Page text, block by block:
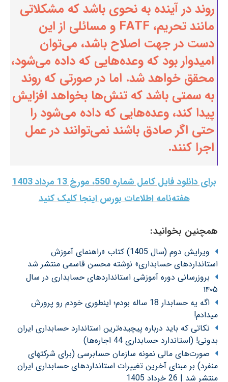
روند در آینده به نحوی باشد که مشکلاتی
مانند تحریم، FATF و مسائلی از این
دست در جهت اصلاح باشد، می‌توان
امیدوار بود که وعده‌هایی که داده می‌شود،
محقق خواهد شد. اما در صورتی که روند
به سمتی باشد که تنش‌ها بخواهد افزایش
پیدا کند، وعده‌هایی که داده می‌شود را
حتی اگر صادق باشند نمی‌توانند در عمل
اجرا کنند.
برای دانلود فایل کامل شماره 550، مورخ 13 مرداد 1403
هفته‌نامه اطلاعات بورس اینجا کلیک کنید
همچنین بخوانید:
ویرایش دوم (سال 1405) کتاب «راهنمای آموزش
استانداردهای حسابداری» نوشته محسن قاسمی منتشر شد
بروزرسانی دوره آموزشی استانداردهای حسابداری در سال
۱۴۰۵
اگه یه حسابدار 18 ساله بودم؛ اینطوری خودم رو پرورش
میدادم!
نکاتی که باید درباره پیچیده‌ترین استاندارد حسابداری ایران
بدونی! (استاندارد حسابداری 44 اجاره‌ها)
صورت‌های مالی نمونه سازمان حسابرسی (برای شرکتهای
منفرد) بر مبنای آخرین تغییرات استانداردهای حسابداری ایران
منتشر شد | 26 خرداد 1405